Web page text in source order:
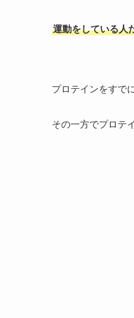
運動をしている人
プロテインをすで
その一方でプロテ